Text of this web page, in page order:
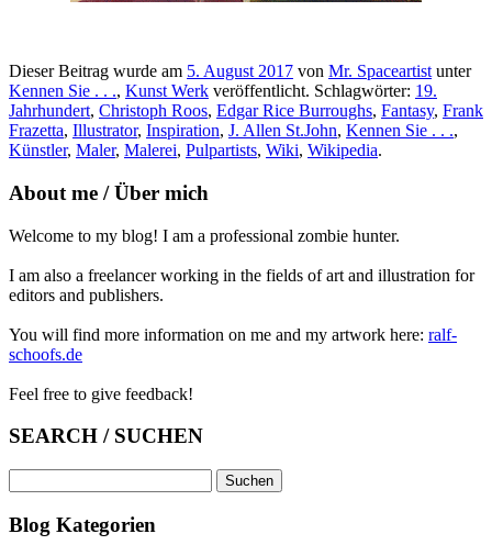
Dieser Beitrag wurde am 5. August 2017 von Mr. Spaceartist unter
Kennen Sie . . ., Kunst Werk veröffentlicht. Schlagwörter: 19.
Jahrhundert, Christoph Roos, Edgar Rice Burroughs, Fantasy, Frank
Frazetta, Illustrator, Inspiration, J. Allen St.John, Kennen Sie . . .,
Künstler, Maler, Malerei, Pulpartists, Wiki, Wikipedia.
About me / Über mich
Welcome to my blog! I am a professional zombie hunter.
I am also a freelancer working in the fields of art and illustration for
editors and publishers.
You will find more information on me and my artwork here: ralf-
schoofs.de
Feel free to give feedback!
SEARCH / SUCHEN
nach:
Blog Kategorien